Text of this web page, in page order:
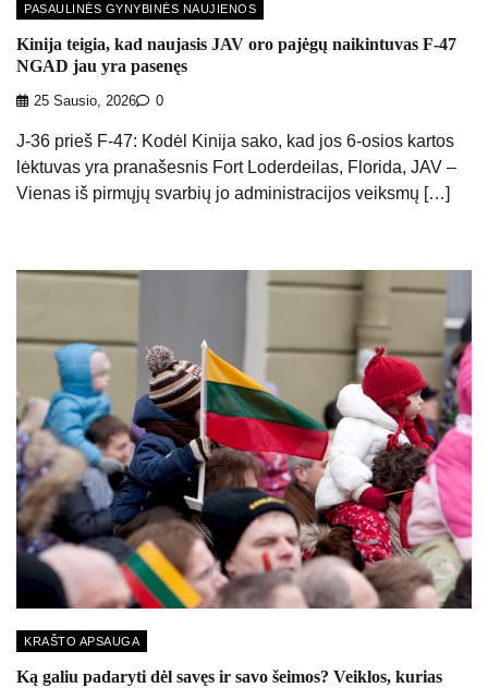
PASAULINĖS GYNYBINĖS NAUJIENOS
Kinija teigia, kad naujasis JAV oro pajėgų naikintuvas F-47
NGAD jau yra pasenęs
25 Sausio, 2026 0
J-36 prieš F-47: Kodėl Kinija sako, kad jos 6-osios kartos
lėktuvas yra pranašesnis Fort Loderdeilas, Florida, JAV –
Vienas iš pirmųjų svarbių jo administracijos veiksmų […]
KRAŠTO APSAUGA
Ką galiu padaryti dėl savęs ir savo šeimos? Veiklos, kurias